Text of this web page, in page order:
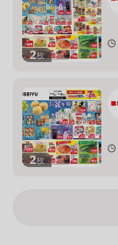
2枚
2枚